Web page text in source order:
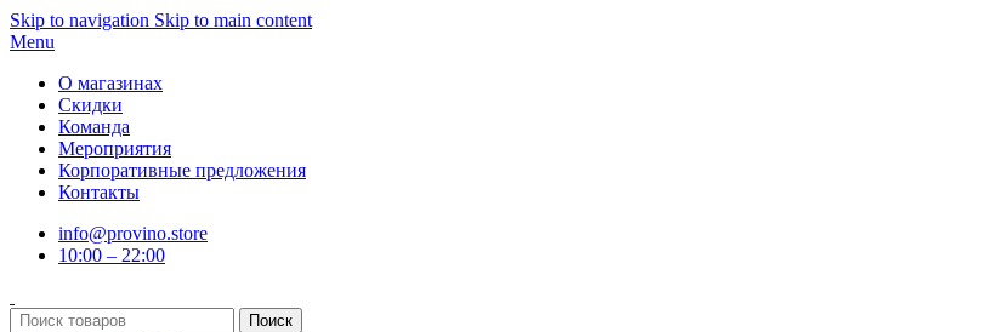
Skip to navigation Skip to main content
Menu
О магазинах
Скидки
Команда
Мероприятия
Корпоративные предложения
Контакты
info@provino.store
10:00 – 22:00
Поиск